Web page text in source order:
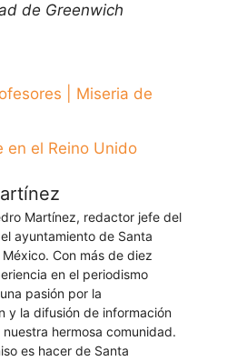
de Greenwich
| Miseria de
en el Reino Unido
Martínez, redactor jefe del
ayuntamiento de Santa
Con más de diez
en el periodismo
pasión por la
y la difusión de información
hermosa comunidad.
es hacer de Santa